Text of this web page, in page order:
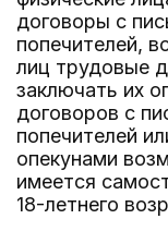
договоры с
попечителей,
лиц трудовые
заключать их
договоров с
попечителей
опекунами
имеется
18-летнего